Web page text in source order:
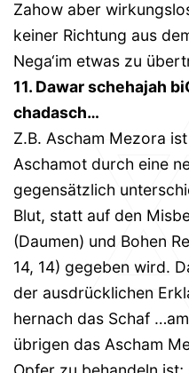
Zahow aber
keiner Richtung aus
Nega‘im etwas zu
11. Dawar schehajah
chadasch…
Z.B. Ascham Mezora
Aschamot durch eine
gegensätzlich
Blut, statt auf den
(Daumen) und Bohen
14, 14) gegeben wird.
der ausdrücklichen
hernach das Schaf
übrigen das Ascham